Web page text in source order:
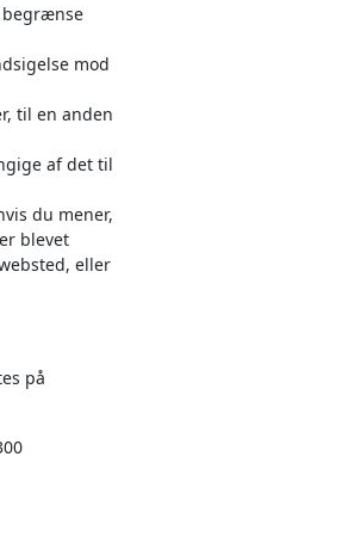
begrænse
mod
til en anden
af det til
du mener,
blevet
eller
på